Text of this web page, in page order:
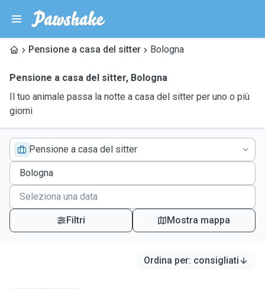
Pensione a casa del sitter Bologna
Pensione a casa del sitter, Bologna
Il tuo animale passa la notte a casa del sitter per uno o più
giorni
Pensione a casa del sitter
Filtri Mostra mappa
Ordina per: consigliati